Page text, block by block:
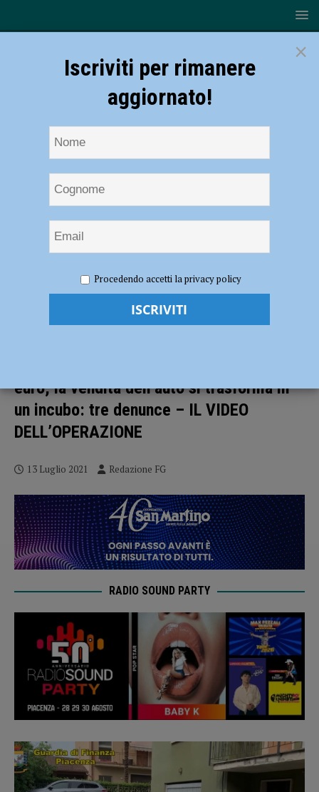
con le minacce a firmare il passaggio di proprietà senza prendere un
euro, la vendita dell’auto si trasforma in un incubo: tre denunce – IL
VIDEO DELL’OPERAZIONE
euro, la vendita dell’auto si trasforma in
un incubo: tre denunce – IL VIDEO
DELL’OPERAZIONE
13 Luglio 2021 Redazione FG
RADIO SOUND PARTY
×
Iscriviti per rimanere
aggiornato!
Procedendo accetti la privacy policy